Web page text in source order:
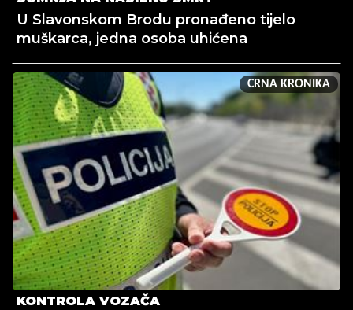
U Slavonskom Brodu pronađeno tijelo
muškarca, jedna osoba uhićena
CRNA KRONIKA
KONTROLA VOZAČA